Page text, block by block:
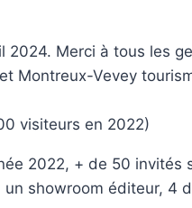
2024. Merci à tous les
Montreux-Vevey
visiteurs en 2022)
2022, + de 50 invités
showroom éditeur, 4